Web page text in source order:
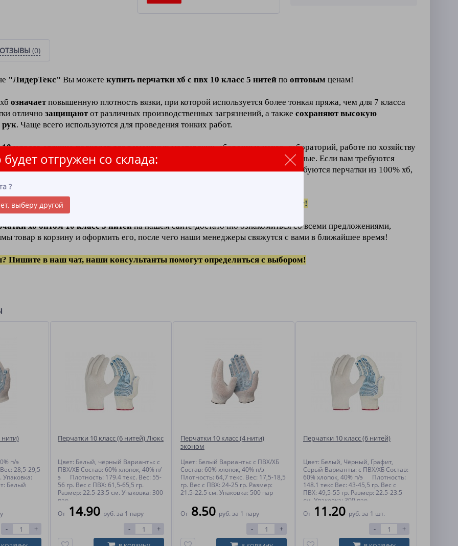
отгружен со склада:
?
выберу другой
ОТЗЫВЫ (0)
"ЛидерТекс" Вы можете купить перчатки хб с пвх 10 класс 5 нитей по оптовым ценам!
означаетповышенную плотность вязки, при которой используется более тонкая пряжа, чем для 7 класса
отлично защищаютот различных производственных загрязнений, а также сохраняют высокую
рук. Чаще всего используются для проведения тонких работ.
10 классаотлично подходят для ремонтных мастерских, сборочные цехов, лабораторий, работе по хозяйству
оптимальны для работы с сухими предметами, они умеренно прочные, эластичные. Если вам требуются
идля работы с горячими материалами (стеклодувные производства), то вам требуются перчатки из 100% хб,
ассортиментом компании каталог!
хб оптом 10 класс 5 нитейна нашем сайте-достаточно ознакомиться со всеми предложениями,
товар в корзину и оформить его, после чего наши менеджеры свяжутся с вами в ближайшее время!
Пишите в наш чат, наши консультанты помогут определиться с выбором!
нити)
п/э
28,5-29,5
Упаковка:
- +
Перчатки 10 класс (6 нитей) Люкс
Цвет: Белый, чёрный Варианты: с
ПВХ/ХБ Состав: 60% хлопок, 40% п/
э Плотность: 179.4 текс. Вес: 55-
56 гр. Вес с ПВХ: 61,5-65,5 гр.
Размер: 22.5-23.5 см. Упаковка: 300
пар
От 14.90 руб. за 1 пару
- +
Перчатки 10 класс (4 нити)
эконом
Цвет: Белый Варианты: с ПВХ/ХБ
Состав: 60% хлопок, 40% п/э
Плотность: 64,7 текс. Вес: 17,5-18,5
гр. Вес с ПВХ: 24-25 гр. Размер:
21.5-22.5 см. Упаковка: 500 пар
От 8.50 руб. за 1 пару
- +
Перчатки 10 класс (6 нитей)
Цвет: Белый, Чёрный, Графит,
Серый Варианты: с ПВХ/ХБ Состав:
60% хлопок, 40% п/э Плотность:
148.1 текс Вес: 43-45,5 гр. Вес с
ПВХ: 49,5-55 гр. Размер: 22.5-23.5
см. Упаковка: 300 пар
От 11.20 руб. за 1 шт.
- +